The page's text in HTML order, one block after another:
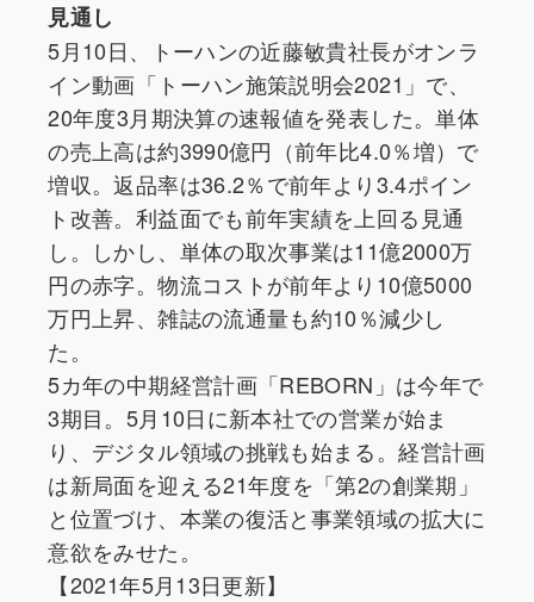
見通し
5月10日、トーハンの近藤敏貴社長がオンラ
イン動画「トーハン施策説明会2021」で、
20年度3月期決算の速報値を発表した。単体
の売上高は約3990億円（前年比4.0％増）で
増収。返品率は36.2％で前年より3.4ポイン
ト改善。利益面でも前年実績を上回る見通
し。しかし、単体の取次事業は11億2000万
円の赤字。物流コストが前年より10億5000
万円上昇、雑誌の流通量も約10％減少し
た。
5カ年の中期経営計画「REBORN」は今年で
3期目。5月10日に新本社での営業が始ま
り、デジタル領域の挑戦も始まる。経営計画
は新局面を迎える21年度を「第2の創業期」
と位置づけ、本業の復活と事業領域の拡大に
意欲をみせた。
【2021年5月13日更新】